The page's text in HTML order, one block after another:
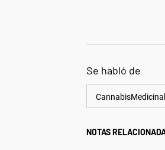
Se habló de
CannabisMedicinal
NOTAS